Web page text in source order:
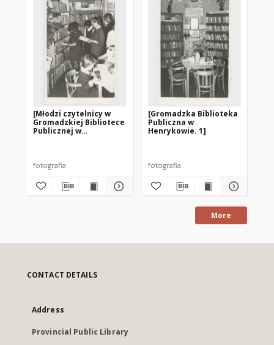
[Młodzi czytelnicy w
Gromadzkiej Bibliotece
Publicznej w
fotografia
[Gromadzka Biblioteka
Publiczna w
Henrykowie. 1]
fotografia
More
CONTACT DETAILS
Address
Provincial Public Library